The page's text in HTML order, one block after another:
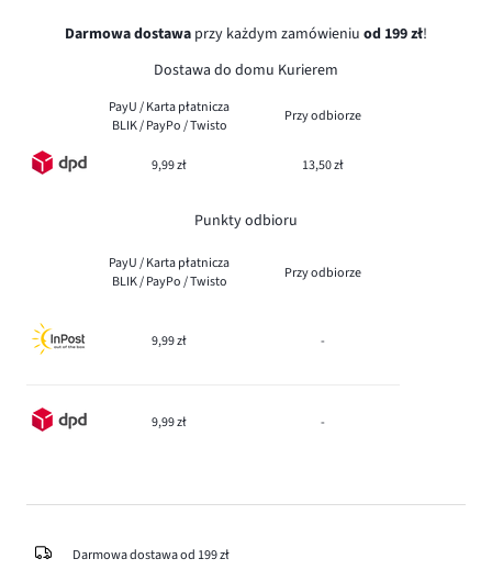
Darmowa dostawa przy każdym zamówieniu od 199 zł!
Dostawa do domu Kurierem
PayU / Karta płatnicza
BLIK / PayPo / Twisto
Przy odbiorze
9,99 zł 13,50 zł
Punkty odbioru
PayU / Karta płatnicza
BLIK / PayPo / Twisto
Przy odbiorze
9,99 zł -
9,99 zł -
Darmowa dostawa od 199 zł